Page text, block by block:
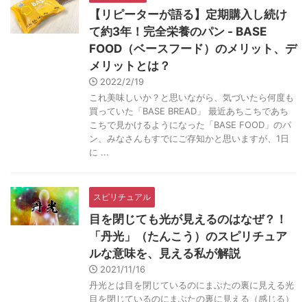
【リピーターが語る】定期購入し続け
て約3年！完全栄養のパン - BASE
FOOD（ベースフード）のメリット、デ
メリットとは？
2022/2/19
これ美味しいか？と思いながら、気づいたら何度も
買っていた「BASE BREAD」 最近あちこちであち
こちで見かけるようになった「BASE FOOD」のパ
ン、みなさんもすでにご存知かと思いますが、1日
に ...
スピリチュアル
目を閉じても光が見えるのはなぜ？！
「丹光」（たんこう）のスピリチュア
ルな意味を、見える私が解説
2021/11/16
丹光とは目を閉じているのにまぶたの裏に見える光
目を閉じているのにまぶたの裏に見える（感じる）